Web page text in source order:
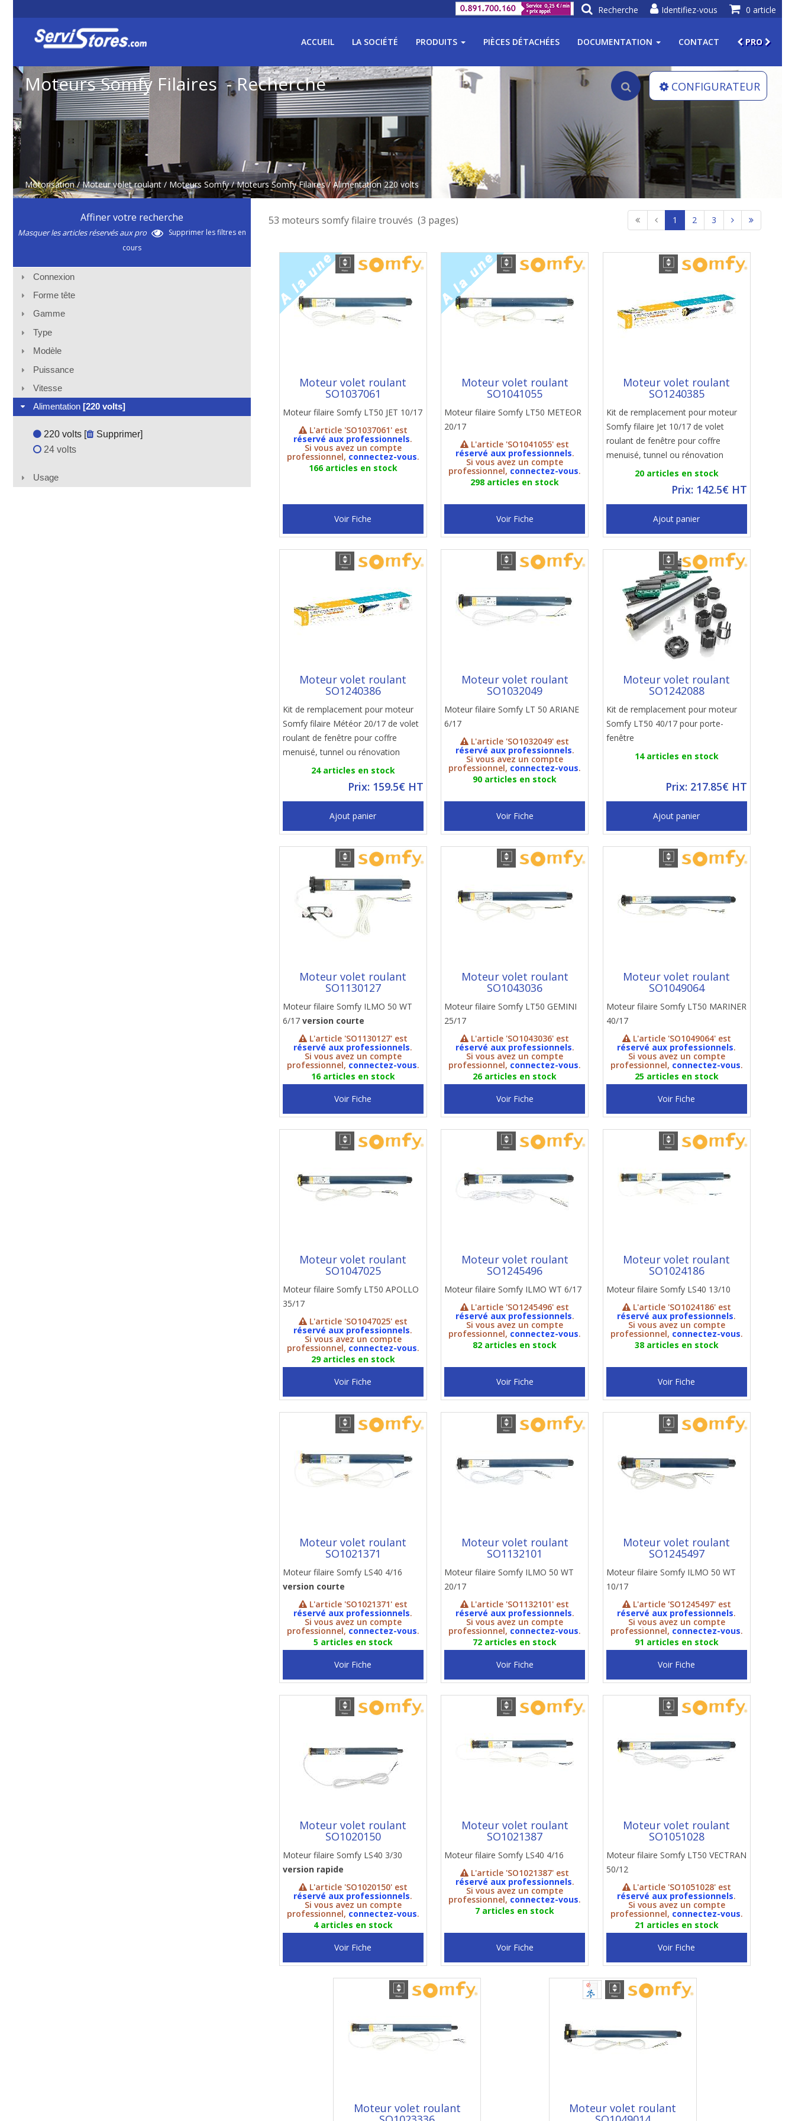
0 article
Identifiez-vous
Recherche
ACCUEIL LA SOCIÉTÉ PRODUITS PIÈCES DÉTACHÉES DOCUMENTATION CONTACT PRO
Moteurs Somfy Filaires - Recherche
Motorisation /Moteur volet roulant / Moteurs Somfy /Moteurs Somfy Filaires / Alimentation 220 volts
CONFIGURATEUR
Affiner votre recherche
Masquer les articles réservés aux pro
Supprimer les filtres en
cours
Connexion
Forme tête
Gamme
Type
Modèle
Puissance
Vitesse
Alimentation [220 volts]
220 volts [ Supprimer]
24 volts
Usage
53 moteurs somfy filaire trouvés (3 pages) 1 2 3
Moteur volet roulant
SO1037061
Moteur filaire Somfy LT50 JET 10/17
L'article 'SO1037061' est
réservé aux professionnels.
Si vous avez un compte
professionnel, connectez-vous.
166 articles en stock
Voir Fiche
Moteur volet roulant
SO1041055
Moteur filaire Somfy LT50 METEOR
20/17
L'article 'SO1041055' est
réservé aux professionnels.
Si vous avez un compte
professionnel, connectez-vous.
298 articles en stock
Voir Fiche
Moteur volet roulant
SO1240385
Kit de remplacement pour moteur
Somfy filaire Jet 10/17 de volet
roulant de fenêtre pour coffre
menuisé, tunnel ou rénovation
20 articles en stock
Prix: 142.5€ HT
Ajout panier
Moteur volet roulant
SO1240386
Kit de remplacement pour moteur
Somfy filaire Météor 20/17 de volet
roulant de fenêtre pour coffre
menuisé, tunnel ou rénovation
24 articles en stock
Prix: 159.5€ HT
Ajout panier
Moteur volet roulant
SO1032049
Moteur filaire Somfy LT 50 ARIANE
6/17
L'article 'SO1032049' est
réservé aux professionnels.
Si vous avez un compte
professionnel, connectez-vous.
90 articles en stock
Voir Fiche
Moteur volet roulant
SO1242088
Kit de remplacement pour moteur
Somfy LT50 40/17 pour porte-
fenêtre
14 articles en stock
Prix: 217.85€ HT
Ajout panier
Moteur volet roulant
SO1130127
Moteur filaire Somfy ILMO 50 WT
6/17 version courte
L'article 'SO1130127' est
réservé aux professionnels.
Si vous avez un compte
professionnel, connectez-vous.
16 articles en stock
Voir Fiche
Moteur volet roulant
SO1043036
Moteur filaire Somfy LT50 GEMINI
25/17
L'article 'SO1043036' est
réservé aux professionnels.
Si vous avez un compte
professionnel, connectez-vous.
26 articles en stock
Voir Fiche
Moteur volet roulant
SO1049064
Moteur filaire Somfy LT50 MARINER
40/17
L'article 'SO1049064' est
réservé aux professionnels.
Si vous avez un compte
professionnel, connectez-vous.
25 articles en stock
Voir Fiche
Moteur volet roulant
SO1047025
Moteur filaire Somfy LT50 APOLLO
35/17
L'article 'SO1047025' est
réservé aux professionnels.
Si vous avez un compte
professionnel, connectez-vous.
29 articles en stock
Voir Fiche
Moteur volet roulant
SO1245496
Moteur filaire Somfy ILMO WT 6/17
L'article 'SO1245496' est
réservé aux professionnels.
Si vous avez un compte
professionnel, connectez-vous.
82 articles en stock
Voir Fiche
Moteur volet roulant
SO1024186
Moteur filaire Somfy LS40 13/10
L'article 'SO1024186' est
réservé aux professionnels.
Si vous avez un compte
professionnel, connectez-vous.
38 articles en stock
Voir Fiche
Moteur volet roulant
SO1021371
Moteur filaire Somfy LS40 4/16
version courte
L'article 'SO1021371' est
réservé aux professionnels.
Si vous avez un compte
professionnel, connectez-vous.
5 articles en stock
Voir Fiche
Moteur volet roulant
SO1132101
Moteur filaire Somfy ILMO 50 WT
20/17
L'article 'SO1132101' est
réservé aux professionnels.
Si vous avez un compte
professionnel, connectez-vous.
72 articles en stock
Voir Fiche
Moteur volet roulant
SO1245497
Moteur filaire Somfy ILMO 50 WT
10/17
L'article 'SO1245497' est
réservé aux professionnels.
Si vous avez un compte
professionnel, connectez-vous.
91 articles en stock
Voir Fiche
Moteur volet roulant
SO1020150
Moteur filaire Somfy LS40 3/30
version rapide
L'article 'SO1020150' est
réservé aux professionnels.
Si vous avez un compte
professionnel, connectez-vous.
4 articles en stock
Voir Fiche
Moteur volet roulant
SO1021387
Moteur filaire Somfy LS40 4/16
L'article 'SO1021387' est
réservé aux professionnels.
Si vous avez un compte
professionnel, connectez-vous.
7 articles en stock
Voir Fiche
Moteur volet roulant
SO1051028
Moteur filaire Somfy LT50 VECTRAN
50/12
L'article 'SO1051028' est
réservé aux professionnels.
Si vous avez un compte
professionnel, connectez-vous.
21 articles en stock
Voir Fiche
Moteur volet roulant Moteur volet roulant